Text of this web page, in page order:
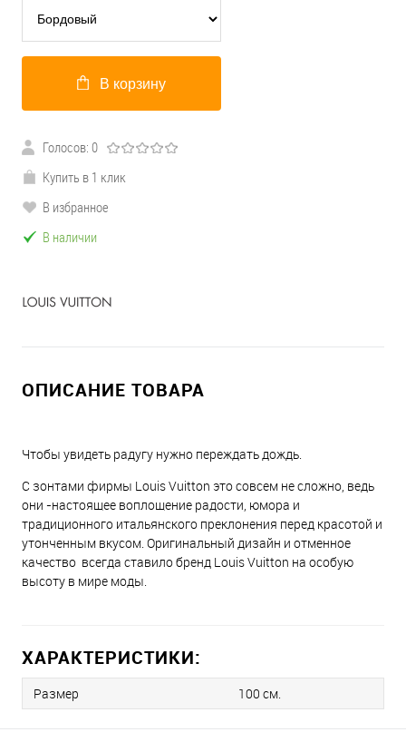
В корзину
Голосов: 0
Купить в 1 клик
В избранное
В наличии
ОПИСАНИЕ ТОВАРА
Чтобы увидеть радугу нужно переждать дождь.
С зонтами фирмы Louis Vuitton это совсем не сложно, ведь
они -настоящее воплощение радости, юмора и
традиционного итальянского преклонения перед красотой и
утонченным вкусом. Оригинальный дизайн и отменное
качество всегда ставило бренд Louis Vuitton на особую
высоту в мире моды.
ХАРАКТЕРИСТИКИ:
Размер 100 см.